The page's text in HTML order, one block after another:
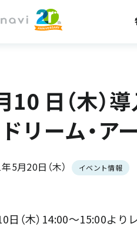
10 日（木）
リーム・ア
5月20日（木） イベント情報
日（木）14:00～15:00よ